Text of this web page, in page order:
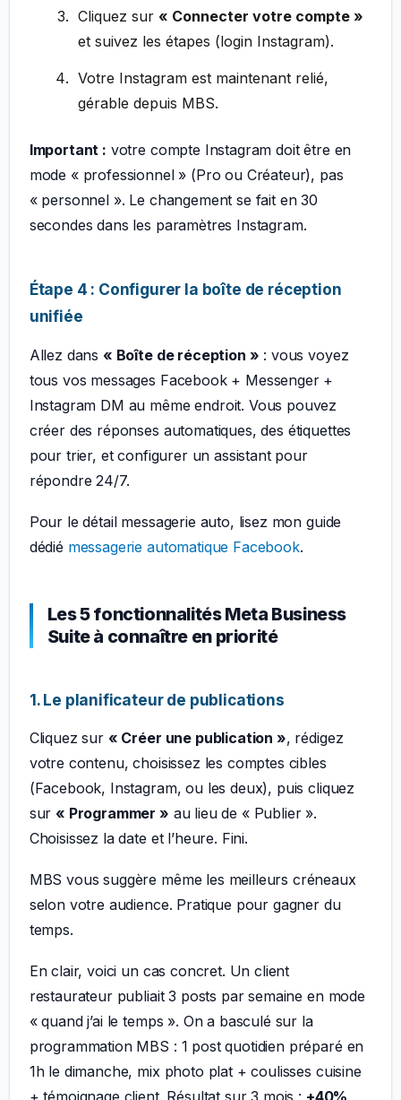
Cliquez sur « Connecter votre compte »
et suivez les étapes (login Instagram).
Votre Instagram est maintenant relié,
gérable depuis MBS.
Important : votre compte Instagram doit être en
mode « professionnel » (Pro ou Créateur), pas
« personnel ». Le changement se fait en 30
secondes dans les paramètres Instagram.
Étape 4 : Configurer la boîte de réception
unifiée
Allez dans « Boîte de réception » : vous voyez
tous vos messages Facebook + Messenger +
Instagram DM au même endroit. Vous pouvez
créer des réponses automatiques, des étiquettes
pour trier, et configurer un assistant pour
répondre 24/7.
Pour le détail messagerie auto, lisez mon guide
dédié messagerie automatique Facebook.
Les 5 fonctionnalités Meta Business
Suite à connaître en priorité
1. Le planificateur de publications
Cliquez sur « Créer une publication », rédigez
votre contenu, choisissez les comptes cibles
(Facebook, Instagram, ou les deux), puis cliquez
sur « Programmer » au lieu de « Publier ».
Choisissez la date et l’heure. Fini.
MBS vous suggère même les meilleurs créneaux
selon votre audience. Pratique pour gagner du
temps.
En clair, voici un cas concret. Un client
restaurateur publiait 3 posts par semaine en mode
« quand j’ai le temps ». On a basculé sur la
programmation MBS : 1 post quotidien préparé en
1h le dimanche, mix photo plat + coulisses cuisine